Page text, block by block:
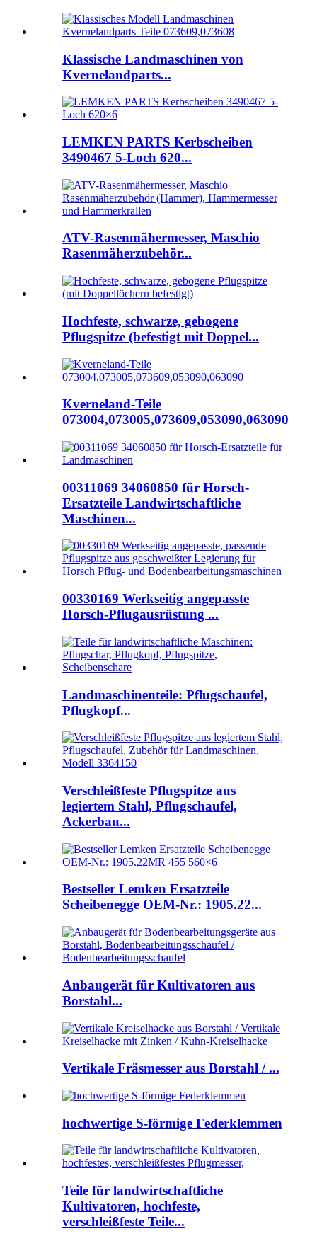
Klassische Landmaschinen von
Kvernelandparts...
LEMKEN PARTS Kerbscheiben
3490467 5-Loch 620...
ATV-Rasenmähermesser, Maschio
Rasenmäherzubehör...
Hochfeste, schwarze, gebogene
Pflugspitze (befestigt mit Doppel...
Kverneland-Teile
073004,073005,073609,053090,063090
00311069 34060850 für Horsch-
Ersatzteile Landwirtschaftliche
Maschinen...
00330169 Werkseitig angepasste
Horsch-Pflugausrüstung ...
Landmaschinenteile: Pflugschaufel,
Pflugkopf...
Verschleißfeste Pflugspitze aus
legiertem Stahl, Pflugschaufel,
Ackerbau...
Bestseller Lemken Ersatzteile
Scheibenegge OEM-Nr.: 1905.22...
Anbaugerät für Kultivatoren aus
Borstahl...
Vertikale Fräsmesser aus Borstahl / ...
hochwertige S-förmige Federklemmen
Teile für landwirtschaftliche
Kultivatoren, hochfeste,
verschleißfeste Teile...